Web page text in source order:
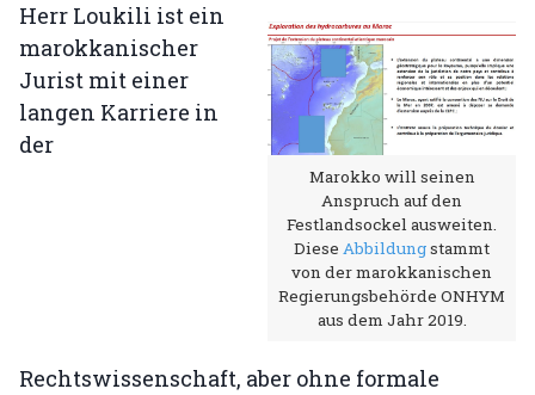
Marokko will seinen
Anspruch auf den
Festlandsockel ausweiten.
Diese Abbildungstammt
von der marokkanischen
Regierungsbehörde ONHYM
aus dem Jahr 2019.
Herr Loukili ist ein
marokkanischer
Jurist mit einer
langen Karriere in
der
Rechtswissenschaft, aber ohne formale